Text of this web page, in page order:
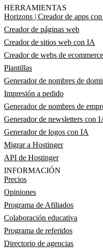
HERRAMIENTAS
Horizons | Creador de apps
Creador de páginas web
Creador de sitios web con IA
Creador de webs de ecommerce
Plantillas
Generador de nombres de
Impresión a pedido
Generador de nombres de
Generador de newsletters con
Generador de logos con IA
Migrar a Hostinger
API de Hostinger
INFORMACIÓN
Precios
Opiniones
Programa de Afiliados
Colaboración educativa
Programa de referidos
Directorio de agencias